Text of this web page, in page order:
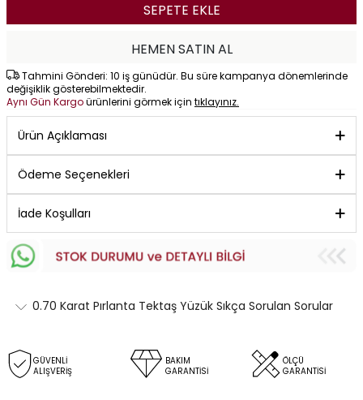
SEPETE EKLE
HEMEN SATIN AL
Tahmini Gönderi: 10 iş günüdür. Bu süre kampanya dönemlerinde
değişiklik gösterebilmektedir.
Aynı Gün Kargoürünlerini görmek için tıklayınız.
Ürün Açıklaması
Ödeme Seçenekleri
İade Koşulları
0.70 Karat Pırlanta Tektaş Yüzük Sıkça Sorulan Sorular
GÜVENLİ
ALIŞVERİŞ
BAKIM
GARANTİSİ
ÖLÇÜ
GARANTİSİ